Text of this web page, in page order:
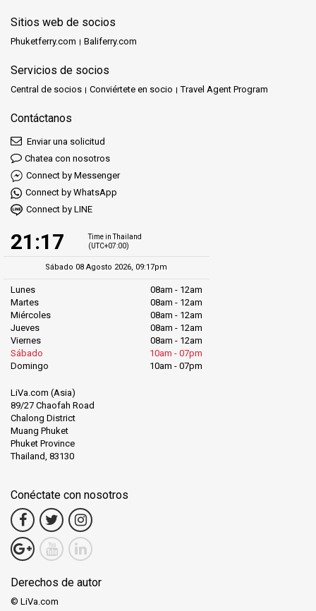
Sitios web de socios
Phuketferry.com Baliferry.com
Servicios de socios
Central de socios Conviértete en socio Travel Agent Program
Contáctanos
Enviar una solicitud
Chatea con nosotros
Connect by Messenger
Connect by WhatsApp
Connect by LINE
21:17
Time in Thailand
(UTC+07:00)
Sábado 08 Agosto 2026, 09:17pm
Lunes
08am - 12am
Martes
08am - 12am
Miércoles
08am - 12am
Jueves
08am - 12am
Viernes
08am - 12am
Sábado
10am - 07pm
Domingo
10am - 07pm
LiVa.com (Asia)
89/27 Chaofah Road
Chalong District
Muang Phuket
Phuket Province
Thailand, 83130
Conéctate con nosotros
Derechos de autor
© LiVa.com